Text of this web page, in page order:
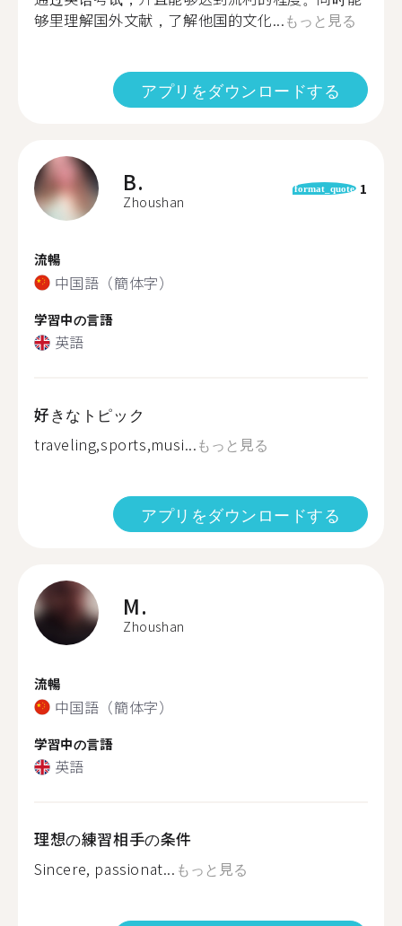
够里理解国外文献，了解他国的文化...もっと見る
アプリをダウンロードする
B.
Zhoushan
format_quote 1
流暢
中国語（簡体字）
学習中の言語
英語
好きなトピック
traveling,sports,musi...もっと見る
アプリをダウンロードする
M.
Zhoushan
流暢
中国語（簡体字）
学習中の言語
英語
理想の練習相手の条件
Sincere, passionat... もっと見る